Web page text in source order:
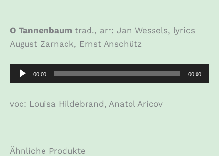
O Tannenbaum trad., arr: Jan Wessels, lyrics
August Zarnack, Ernst Anschütz
Audio-
Player
00:00 00:00
voc: Louisa Hildebrand, Anatol Aricov
Ähnliche Produkte